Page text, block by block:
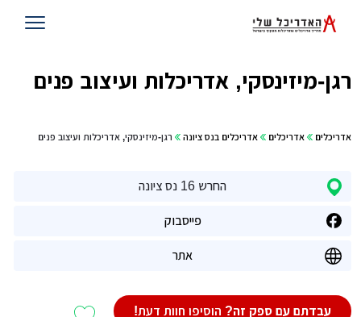
רגן-מיזינסקי, אדריכלות ועיצוב פנים
אדריכלים אדריכלים אדריכלים בנס ציונה רגן-מיזינסקי, אדריכלות ועיצוב פנים
החרש 16 נס ציונה
פייסבוק
אתר
עבדתם עם ספק זה? הוסיפו חוות דעת!